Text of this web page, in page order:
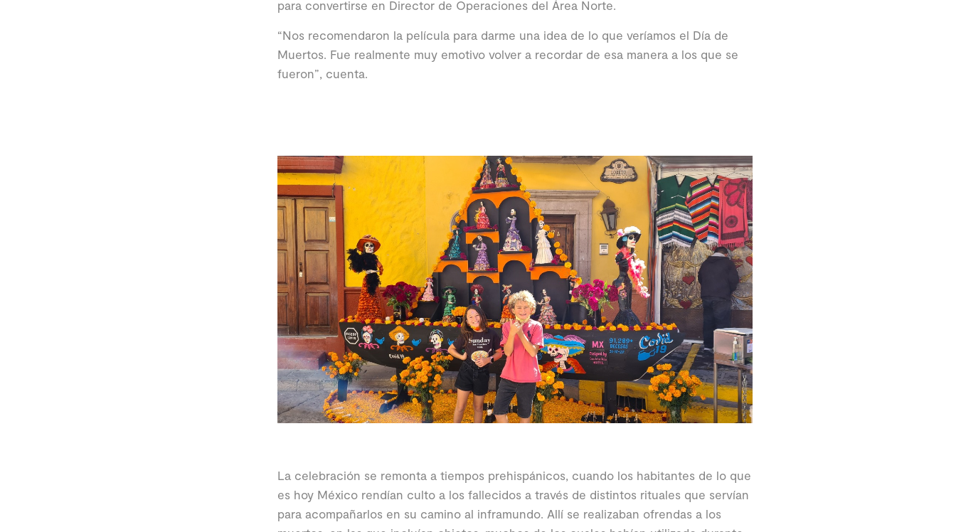
para convertirse en Director de Operaciones del Área Norte.
“Nos recomendaron la película para darme una idea de lo que veríamos el Día de
Muertos. Fue realmente muy emotivo volver a recordar de esa manera a los que se
fueron”, cuenta.
La celebración se remonta a tiempos prehispánicos, cuando los habitantes de lo que
es hoy México rendían culto a los fallecidos a través de distintos rituales que servían
para acompañarlos en su camino al inframundo. Allí se realizaban ofrendas a los